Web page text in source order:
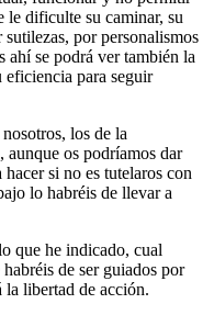
le dificulte su caminar, su
por personalismos
ahí se podrá ver también la
para seguir
los de la
aunque os podríamos dar
si no es tutelaros con
lo habréis de llevar a
que he indicado, cual
de ser guiados por
la libertad de acción.